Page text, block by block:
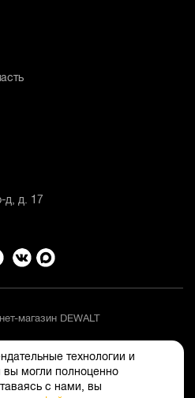
технологии и
вы могли полноценно
с нами, вы
д, д. 17
магазин DEWALT
персональных данных